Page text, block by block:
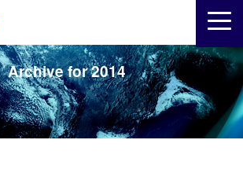
Archive for 2014